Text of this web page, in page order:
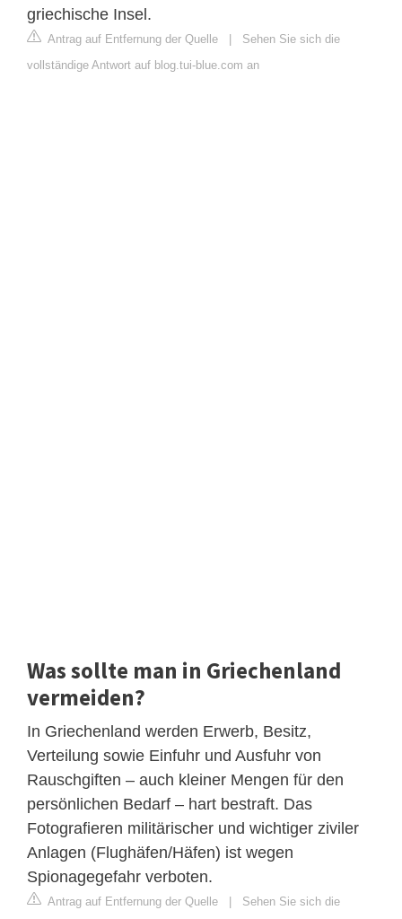
griechische Insel.
Antrag auf Entfernung der Quelle | Sehen Sie sich die
vollständige Antwort auf blog.tui-blue.com an
Was sollte man in Griechenland
vermeiden?
In Griechenland werden Erwerb, Besitz,
Verteilung sowie Einfuhr und Ausfuhr von
Rauschgiften – auch kleiner Mengen für den
persönlichen Bedarf – hart bestraft. Das
Fotografieren militärischer und wichtiger ziviler
Anlagen (Flughäfen/Häfen) ist wegen
Spionagegefahr verboten.
Antrag auf Entfernung der Quelle | Sehen Sie sich die